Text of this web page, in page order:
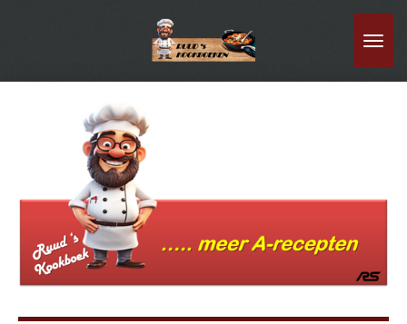
hoofdinhoud